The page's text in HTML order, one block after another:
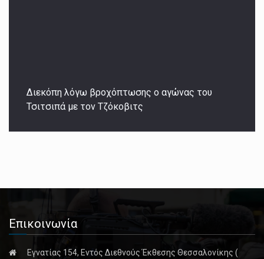
Διεκόπη λόγω βροχόπτωσης ο αγώνας του
Τσιτσιπά με τον Τζόκοβιτς
Επικοινωνία
Εγνατίας 154, Εντός Διεθνούς Έκθεσης Θεσσαλονίκης (